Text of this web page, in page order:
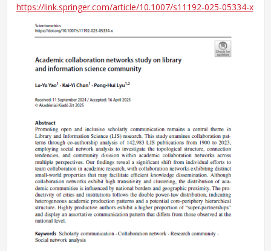
https://link.springer.com/article/10.1007/s11192-025-05334-x